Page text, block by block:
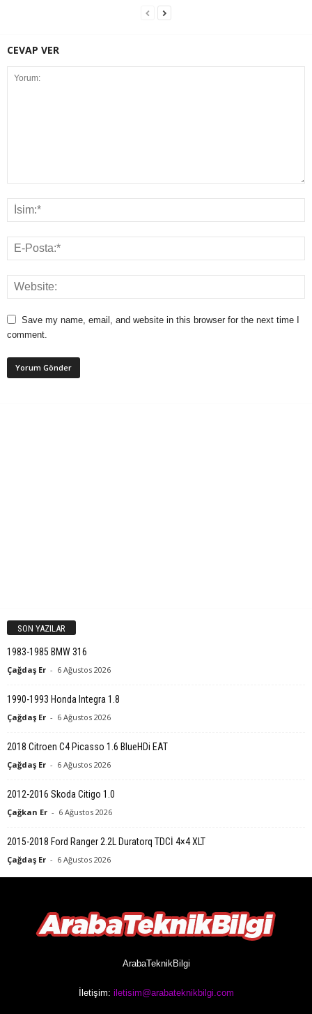
CEVAP VER
Save my name, email, and website in this browser for the next time I
comment.
SON YAZILAR
1983-1985 BMW 316
Çağdaş Er - 6 Ağustos 2026
1990-1993 Honda Integra 1.8
Çağdaş Er - 6 Ağustos 2026
2018 Citroen C4 Picasso 1.6 BlueHDi EAT
Çağdaş Er - 6 Ağustos 2026
2012-2016 Skoda Citigo 1.0
Çağkan Er - 6 Ağustos 2026
2015-2018 Ford Ranger 2.2L Duratorq TDCİ 4×4 XLT
Çağdaş Er - 6 Ağustos 2026
ArabaTeknikBilgi
İletişim: iletisim@arabateknikbilgi.com